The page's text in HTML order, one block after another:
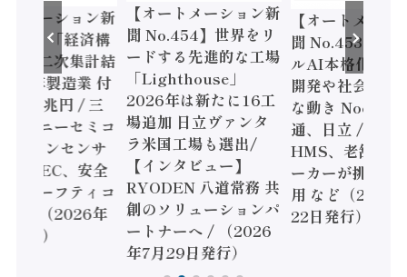
トメーション新
】「経済構
調査二次集計結
年製造業 付
額86兆円 / 三
とソニーセミコ
ジョンセンサ
/ IDEC、安全
すセーフティコ
ーラ（2026年
発行）
【オートメーション新
聞 No.454】世界をリ
ードする先進的な工場
「Lighthouse」
2026年は新たに16工
場追加 日立ヴァンタ
ラ米国工場も選出/
【インタビュー】
RYODEN 八道常務 共
創のソリューションパ
ートナーへ / （2026
年7月29日発行）
【オートメーシ
聞 No.453】フ
ルAI本格化へ
開発や社会実装
な動き Noetra
通、日立 / 兵神
HMS、老舗ポ
ーカーが挑むデ
用 など（2026
22日発行）